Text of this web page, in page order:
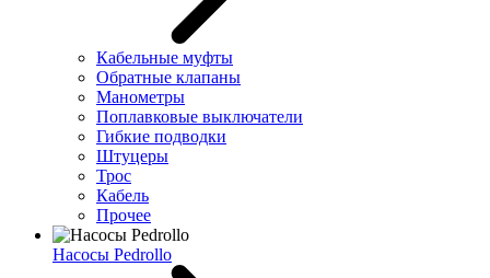
Кабельные муфты
Обратные клапаны
Манометры
Поплавковые выключатели
Гибкие подводки
Штуцеры
Трос
Кабель
Прочее
Насосы Pedrollo